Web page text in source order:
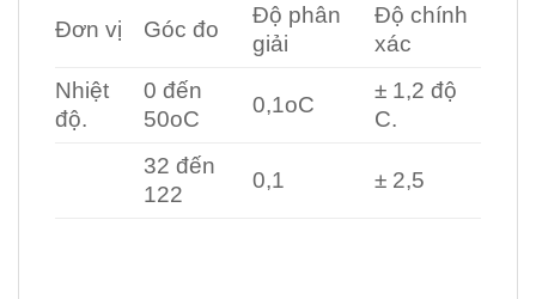
Đơn vị Góc đo
Độ phân
giải
Độ chính
xác
Nhiệt
độ.
0 đến
50oC
0,1oC
± 1,2 độ
C.
32 đến
122
0,1 ± 2,5